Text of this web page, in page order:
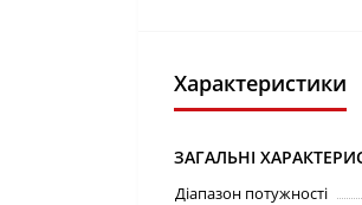
Характеристики
ЗАГАЛЬНІ
Діапазон потужності